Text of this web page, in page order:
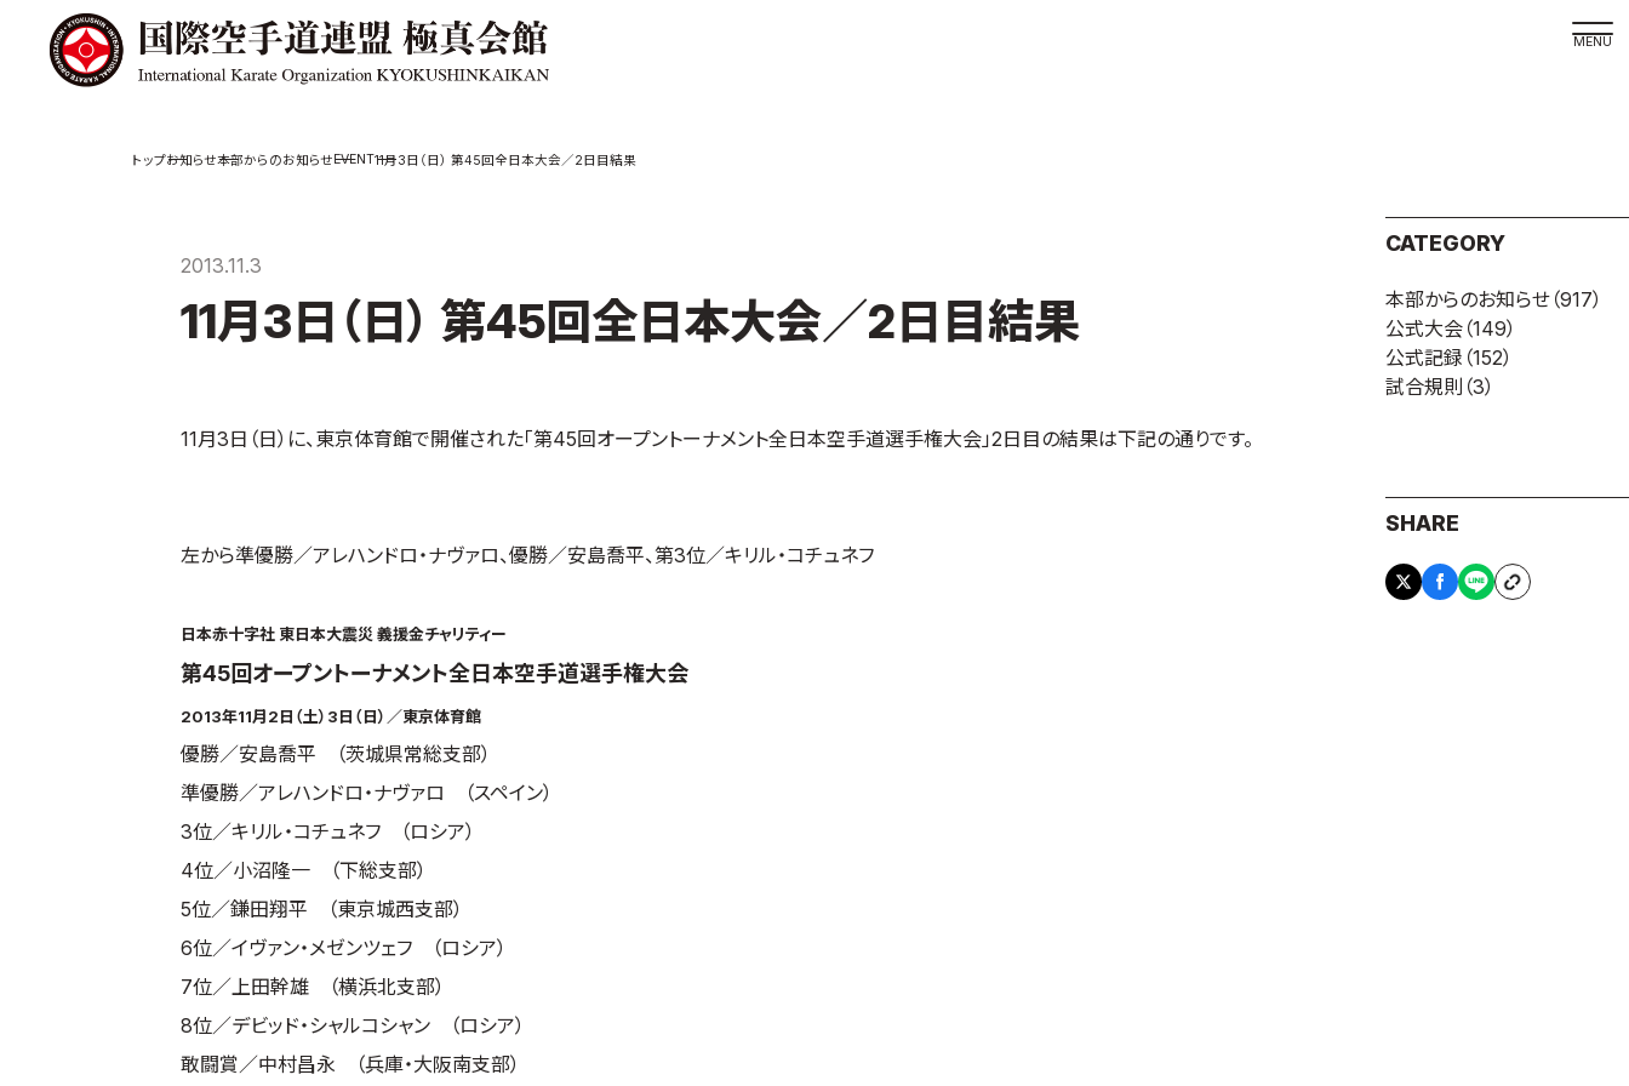
大山倍達総裁 紹
介松井章奎館長 紹
国際空手道連盟に
ついて
公式記録
試合規則
青少年部・保護者
本サイ
サイトマ
お知らせ本部からのお知らせEVENT11月3日（日） 第45回全日本大会／2日目結果
2013.11.3
11月3日（日） 第45回全日本大会／2日目結果
11月3日（日）に、東京体育館で開催された「第45回オープントーナメント全日本空手道選手権大会」2日目の結果は下記の通りです。
左から準優勝／アレハンドロ・ナヴァロ、優勝／安島喬平、第3位／キリル・コチュネフ
日本赤十字社 東日本大震災 義援金チャリティー
第45回オープントーナメント全日本空手道選手権大会
2013年11月2日（土）3日（日）／東京体育館
優勝／安島喬平 （茨城県常総支部）
準優勝／アレハンドロ・ナヴァロ （スペイン）
3位／キリル・コチュネフ （ロシア）
4位／小沼隆一 （下総支部）
5位／鎌田翔平 （東京城西支部）
6位／イヴァン・メゼンツェフ （ロシア）
7位／上田幹雄 （横浜北支部）
8位／デビッド・シャルコシャン （ロシア）
敢闘賞／中村昌永 （兵庫・大阪南支部）
CATEGORY
本部からのお知らせ （917）
公式大会 （149）
公式記録 （152）
試合規則 （3）
SHARE